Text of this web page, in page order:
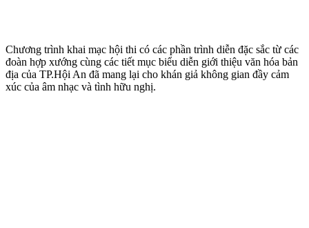
Chương trình khai mạc hội thi có các phần trình diễn đặc sắc từ các
đoàn hợp xướng cùng các tiết mục biểu diễn giới thiệu văn hóa bản
địa của TP.Hội An đã mang lại cho khán giả không gian đầy cảm
xúc của âm nhạc và tình hữu nghị.